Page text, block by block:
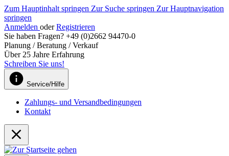
Zum Hauptinhalt springen Zur Suche springen Zur Hauptnavigation
springen
Anmelden oder Registrieren
Sie haben Fragen? +49 (0)2662 94470-0
Planung / Beratung / Verkauf
Über 25 Jahre Erfahrung
Schreiben Sie uns!
Service/Hilfe
Zahlungs- und Versandbedingungen
Kontakt